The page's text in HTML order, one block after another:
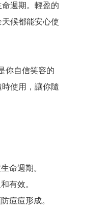
週期。輕盈的
候都能安心使
你自信笑容的
使用，讓你隨
命週期。
有效。
痘痘形成。